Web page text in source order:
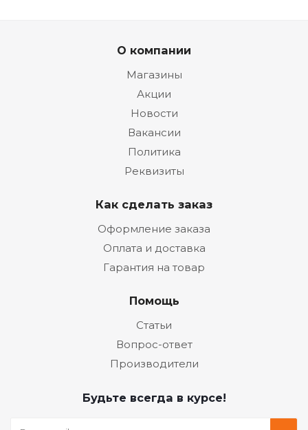
О компании
Магазины
Акции
Новости
Вакансии
Политика
Реквизиты
Как сделать заказ
Оформление заказа
Оплата и доставка
Гарантия на товар
Помощь
Статьи
Вопрос-ответ
Производители
Будьте всегда в курсе!